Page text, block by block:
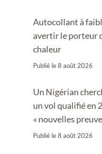
Autocollant à
avertir le porteur
chaleur
Publié le8 août 2026
Un Nigérian
un vol qualifié en
« nouvelles
Publié le8 août 2026